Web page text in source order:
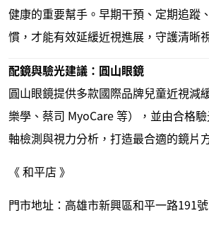
健康的重要幫手。早期干預、定期追蹤
慣，才能有效延緩近視進展，守護清晰
配鏡與驗光建議：圓山眼鏡
圓山眼鏡提供多款國際品牌兒童近視減
樂學、蔡司 MyoCare 等），並由合格
軸檢測與視力分析，打造最合適的鏡片
《 和平店 》
門市地址：高雄市新興區和平一路191號